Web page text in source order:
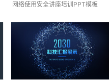
网络使用安全讲座培训PPT模板